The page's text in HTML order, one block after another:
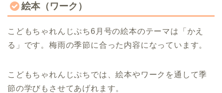
絵本（ワーク）
こどもちゃれんじぷち6月号の絵本のテーマは「かえ
る」です。梅雨の季節に合った内容になっています。
こどもちゃれんじぷちでは、絵本やワークを通して季
節の学びもさせてあげれます。